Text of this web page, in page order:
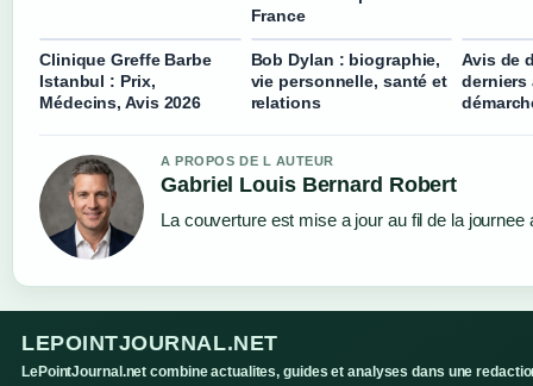
France
Clinique Greffe Barbe
Istanbul : Prix,
Médecins, Avis 2026
Bob Dylan : biographie,
vie personnelle, santé et
relations
Avis de
derniers
A PROPOS DE L AUTEUR
Gabriel Louis Bernard Robert
La couverture est mise a jour au fil de la
LEPOINTJOURNAL.NET
LePointJournal.net combine actualites, guides et analyses dans une